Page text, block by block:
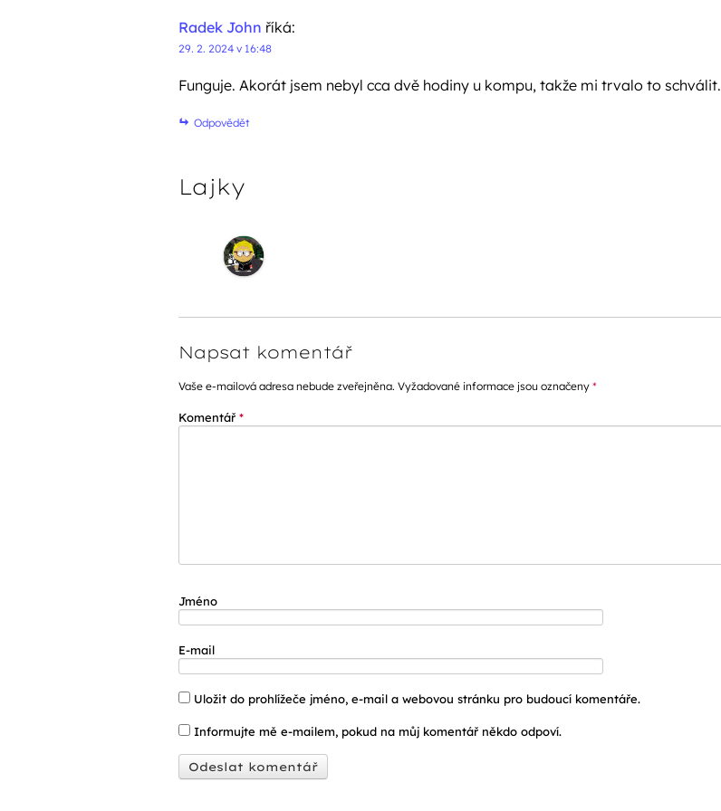
Radek John říká:
29. 2. 2024 v 16:48
Funguje. Akorát jsem nebyl cca dvě hodiny u kompu, takže mi trvalo to schválit.
Odpovědět
Lajky
Napsat komentář
Vaše e-mailová adresa nebude zveřejněna. Vyžadované informace jsou označeny *
Komentář *
Jméno
E-mail
Uložit do prohlížeče jméno, e-mail a webovou stránku pro budoucí komentáře.
Informujte mě e-mailem, pokud na můj komentář někdo odpoví.